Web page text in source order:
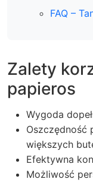
FAQ –
Zalety
papieros
Wygoda
Oszczędność
większych
Efektywna
Możliwość